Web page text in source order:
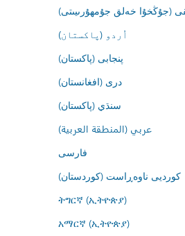
(جۇڭخۇا خەلق جۇمھۇرىيىتى)
اُردو (پاکستان)
پنجابی (پاکستان)
درى (افغانستان)
سنڌي (پاکستان)
عربي (المنطقة العربية)
فارسى
کوردیی ناوەڕاست (کوردستان)
ትግርኛ (ኢትዮጵያ)
አማርኛ (ኢትዮጵያ)